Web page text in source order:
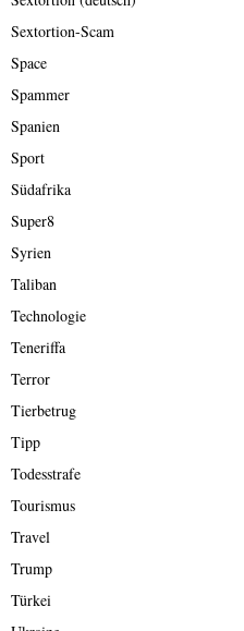
Sextortion-Scam
Space
Spammer
Spanien
Sport
Südafrika
Super8
Syrien
Taliban
Technologie
Teneriffa
Terror
Tierbetrug
Tipp
Todesstrafe
Tourismus
Travel
Trump
Türkei